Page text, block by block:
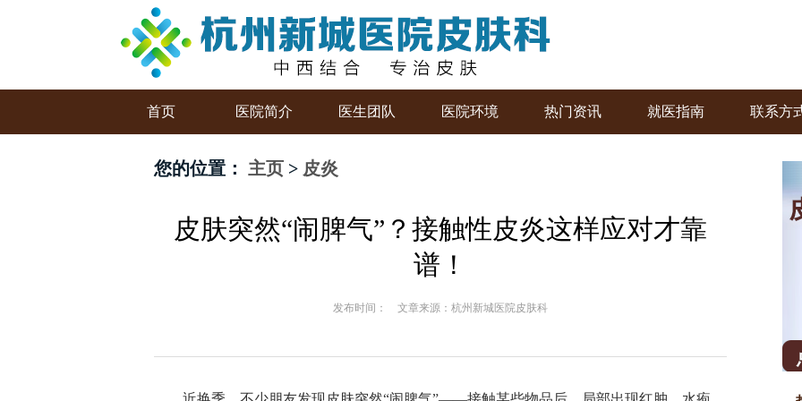
首页 医院简介 医生团队 医院环境 热门资讯 就医指南 联系方
您的位置： 主页 > 皮炎
皮肤突然“闹脾气”？接触性皮炎这样应对才靠
谱！
发布时间： 文章来源：杭州新城医院皮肤科